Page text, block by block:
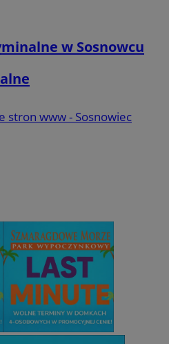
w Sosnowcu
stron www - Sosnowiec